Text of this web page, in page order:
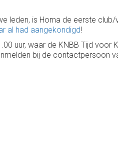
leden, is Horna de eerste club/
al had aangekondigd!
uur, waar de KNBB Tijd voor
bij de contactpersoon